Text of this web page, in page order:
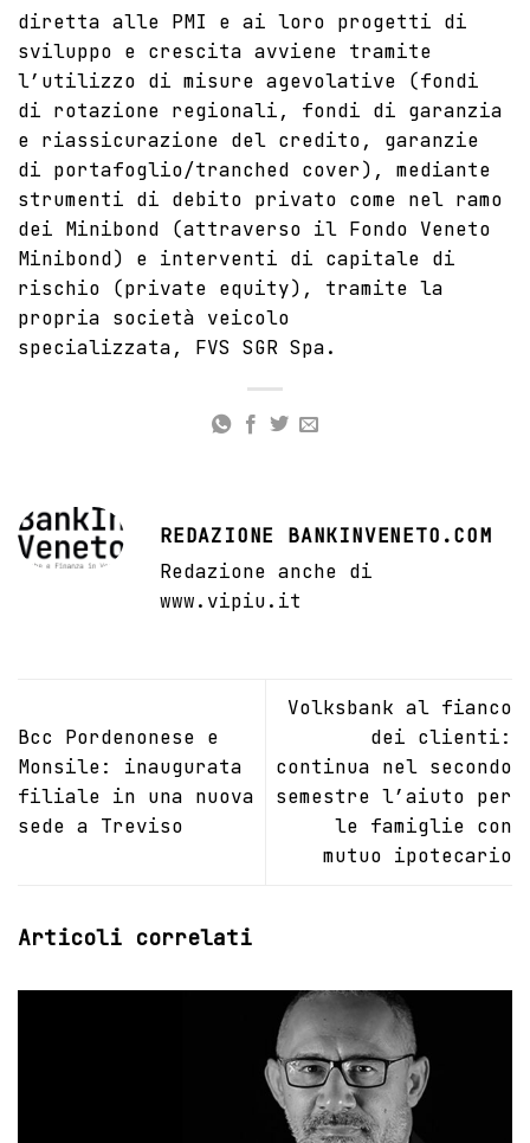
diretta alle PMI e ai loro progetti di
sviluppo e crescita avviene tramite
l’utilizzo di misure agevolative (fondi
di rotazione regionali, fondi di garanzia
e riassicurazione del credito, garanzie
di portafoglio/tranched cover), mediante
strumenti di debito privato come nel ramo
dei Minibond (attraverso il Fondo Veneto
Minibond) e interventi di capitale di
rischio (private equity), tramite la
propria società veicolo
specializzata, FVS SGR Spa.
REDAZIONE BANKINVENETO.COM
Redazione anche di
www.vipiu.it
Bcc Pordenonese e
Monsile: inaugurata
filiale in una nuova
sede a Treviso
Volksbank al fianco
dei clienti:
continua nel secondo
semestre l’aiuto per
le famiglie con
mutuo ipotecario
Articoli correlati